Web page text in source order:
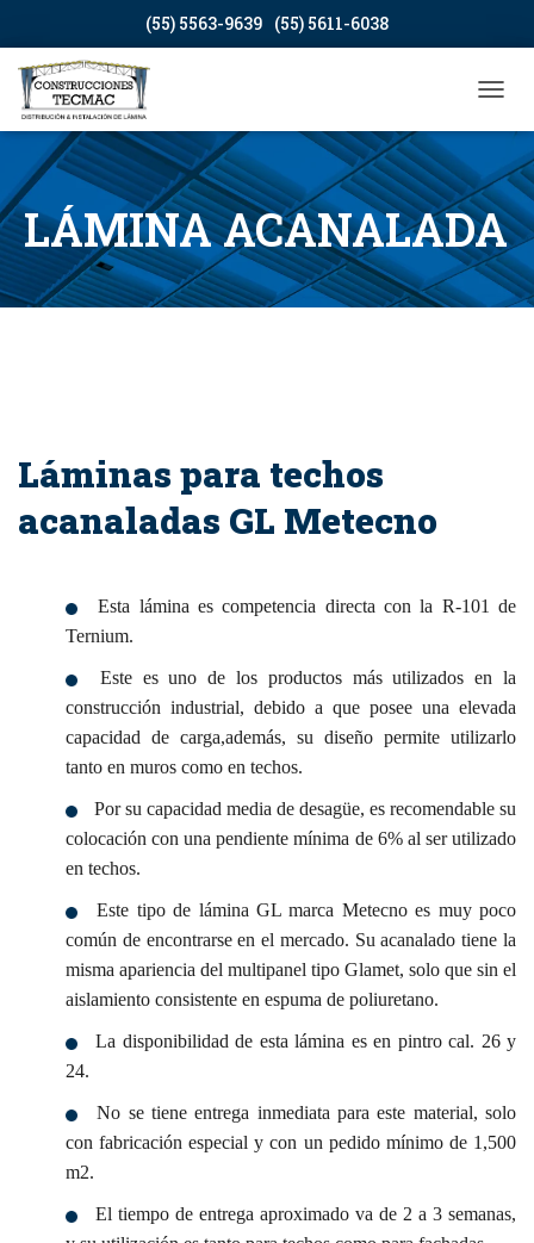
(55) 5563-9639 (55) 5611-6038
LÁMINA ACANALADA
Láminas para techos
acanaladas GL Metecno
Esta lámina es competencia directa con la R-101 de
Ternium.
Este es uno de los productos más utilizados en la
construcción industrial, debido a que posee una elevada
capacidad de carga,además, su diseño permite utilizarlo
tanto en muros como en techos.
Por su capacidad media de desagüe, es recomendable su
colocación con una pendiente mínima de 6% al ser utilizado
en techos.
Este tipo de lámina GL marca Metecno es muy poco
común de encontrarse en el mercado. Su acanalado tiene la
misma apariencia del multipanel tipo Glamet, solo que sin el
aislamiento consistente en espuma de poliuretano.
La disponibilidad de esta lámina es en pintro cal. 26 y
24.
No se tiene entrega inmediata para este material, solo
con fabricación especial y con un pedido mínimo de 1,500
m2.
El tiempo de entrega aproximado va de 2 a 3 semanas,